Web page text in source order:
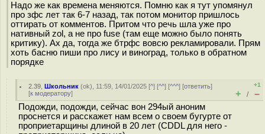
Надо же как времена меняются. Помню как я тут упомянул
про зфс лет так 6-7 назад, так потом монитор пришлось
оттирать от комментов. Притом что речь шла уже про
нативный zol, а не про fuse (там еще можно было понять
критику). Ах да, тогда же бтрфс вовсю рекламировали. Прям
хоть басню пиши про лису и виноград, только в обратном
порядке
2.39 ,Школьник (ok), 11:59, 14/01/2025 [^] [^^] [^^^] [ответить]
[к модератору]
+1
+ / –
Подожди, подожди, сейчас вон 294ый аноним
проснется и расскажет нам всем о своем бугурте от
проприетарщины длиной в 20 лет (CDDL для него -